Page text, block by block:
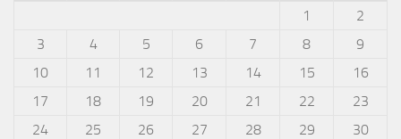
1
2
3
4 5 6 7 8
9
10
11 12 13 14 15
16
17
18 19 20 21 22
23
24
25 26 27 28 29
30